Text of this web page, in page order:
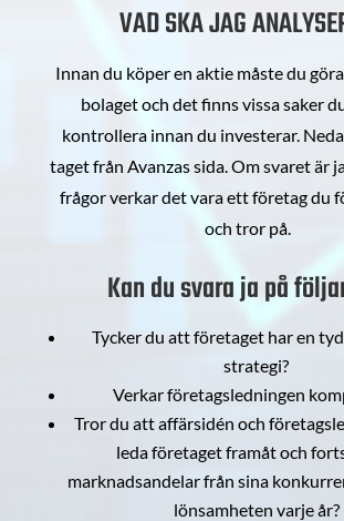
VAD SKA JAG
Innan du köper en aktie måste du
bolaget och det finns vissa saker
kontrollera innan du investerar.
taget från Avanzas sida. Om svaret är
frågor verkar det vara ett företag du
och tror på.
Kan du svara ja på
Tycker du att företaget har en
strategi?
Verkar företagsledningen
Tror du att affärsidén och
leda företaget framåt och
marknadsandelar från sina
lönsamheten varje år?